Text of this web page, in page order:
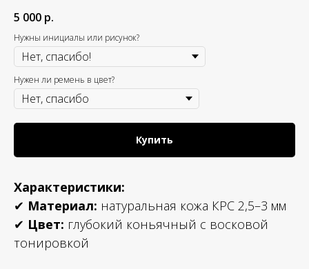
5 000 р.
Нужны инициалы или рисунок?
Нужен ли ремень в цвет?
Купить
Характеристики:
✔ Материал: натуральная кожа КРС 2,5–3 мм
✔ Цвет: глубокий коньячный с восковой
тонировкой